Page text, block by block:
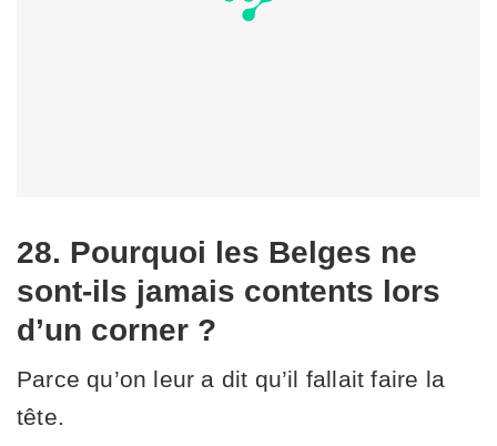
28. Pourquoi les Belges ne
sont-ils jamais contents lors
d’un corner ?
Parce qu’on leur a dit qu’il fallait faire la
tête.